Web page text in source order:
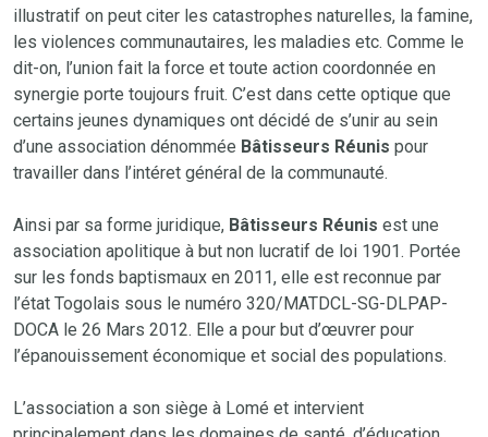
illustratif on peut citer les catastrophes naturelles, la famine,
les violences communautaires, les maladies etc. Comme le
dit-on, l’union fait la force et toute action coordonnée en
synergie porte toujours fruit. C’est dans cette optique que
certains jeunes dynamiques ont décidé de s’unir au sein
d’une association dénommée Bâtisseurs Réunis pour
travailler dans l’intéret général de la communauté.
Ainsi par sa forme juridique, Bâtisseurs Réunis est une
association apolitique à but non lucratif de loi 1901. Portée
sur les fonds baptismaux en 2011, elle est reconnue par
l’état Togolais sous le numéro 320/MATDCL-SG-DLPAP-
DOCA le 26 Mars 2012. Elle a pour but d’œuvrer pour
l’épanouissement économique et social des populations.
L’association a son siège à Lomé et intervient